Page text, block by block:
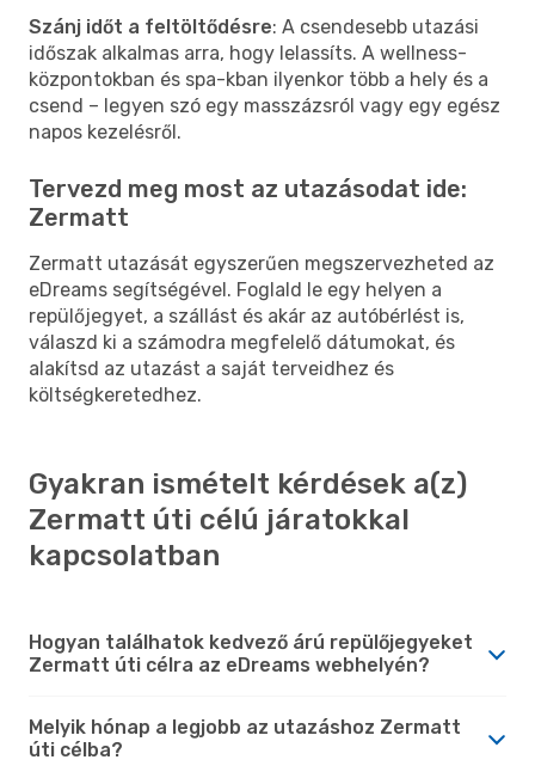
Szánj időt a feltöltődésre: A csendesebb utazási
időszak alkalmas arra, hogy lelassíts. A wellness-
központokban és spa-kban ilyenkor több a hely és a
csend – legyen szó egy masszázsról vagy egy egész
napos kezelésről.
Tervezd meg most az utazásodat ide:
Zermatt
Zermatt utazását egyszerűen megszervezheted az
eDreams segítségével. Foglald le egy helyen a
repülőjegyet, a szállást és akár az autóbérlést is,
válaszd ki a számodra megfelelő dátumokat, és
alakítsd az utazást a saját terveidhez és
költségkeretedhez.
Gyakran ismételt kérdések a(z)
Zermatt úti célú járatokkal
kapcsolatban
Hogyan találhatok kedvező árú repülőjegyeket
Zermatt úti célra az eDreams webhelyén?
Melyik hónap a legjobb az utazáshoz Zermatt
úti célba?